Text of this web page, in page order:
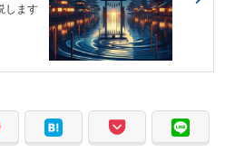
します